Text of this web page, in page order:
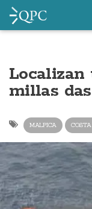
Localizan
millas
MALPICA